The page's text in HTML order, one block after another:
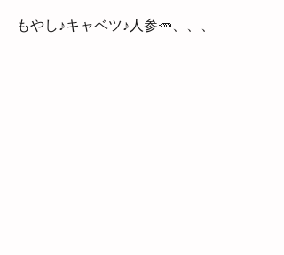
もやし♪キャベツ♪人参🥕、、、